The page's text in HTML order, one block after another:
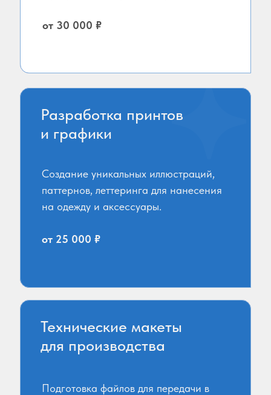
Создание уникальных иллюстраций,
паттернов, леттеринга для нанесения
на одежду и аксессуары.
от 25 000 ₽
Разработка принтов
и графики
от 30 000 ₽
Подготовка файлов для передачи в
Технические макеты
для производства